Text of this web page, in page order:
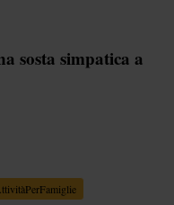
sosta simpatica a